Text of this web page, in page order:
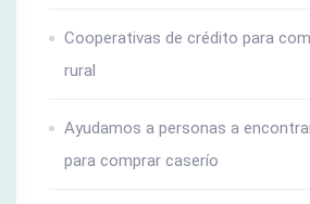
Cooperativas de crédito para
rural
Ayudamos a personas a
para comprar caserío